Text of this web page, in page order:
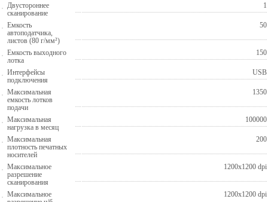
Двустороннее
сканирование
1
Емкость
автоподатчика,
листов (80 г/мм²)
50
Емкость выходного
лотка
150
Интерфейсы
подключения
USB
Максимальная
емкость лотков
подачи
1350
Максимальная
нагрузка в месяц
100000
Максимальная
плотность печатных
носителей
200
Максимальное
разрешение
сканирования
1200x1200 dpi
Максимальное
1200x1200 dpi